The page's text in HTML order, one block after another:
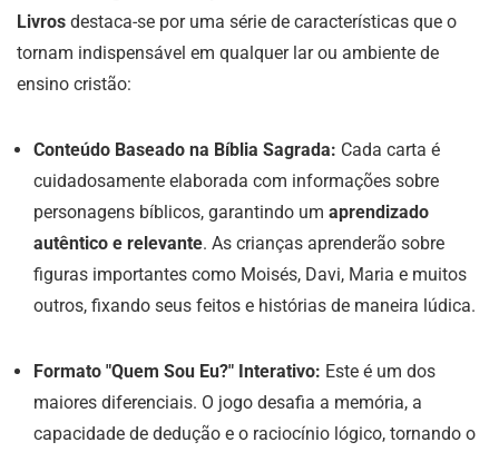
Livros destaca-se por uma série de características que o
tornam indispensável em qualquer lar ou ambiente de
ensino cristão:
Conteúdo Baseado na Bíblia Sagrada: Cada carta é
cuidadosamente elaborada com informações sobre
personagens bíblicos, garantindo um aprendizado
autêntico e relevante. As crianças aprenderão sobre
figuras importantes como Moisés, Davi, Maria e muitos
outros, fixando seus feitos e histórias de maneira lúdica.
Formato "Quem Sou Eu?" Interativo: Este é um dos
maiores diferenciais. O jogo desafia a memória, a
capacidade de dedução e o raciocínio lógico, tornando o